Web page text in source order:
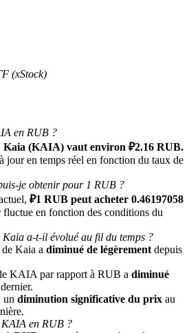
!
des récompenses en espèces
(xStock)
en RUB ?
Kaia (KAIA) vaut environ ₽2.16 RUB.
jour en temps réel en fonction du taux de
je obtenir pour 1 RUB ?
₽1 RUB peut acheter 0.46197058
fluctue en fonction des conditions du
a-t-il évolué au fil du temps ?
Kaia a diminué de légèrement depuis
KAIA par rapport à RUB a diminué
un diminution significative du prix au
en RUB ?